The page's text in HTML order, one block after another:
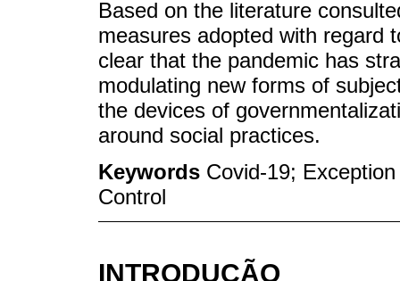
Based on the literature
measures adopted with regard
clear that the pandemic has
modulating new forms of
the devices of
around social practices.
Keywords Covid-19;
Control
INTRODUÇÃO